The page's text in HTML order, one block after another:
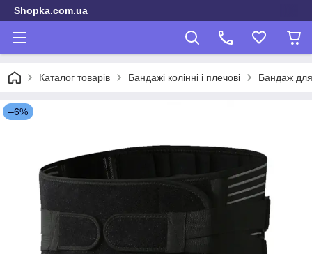
Shopka.com.ua
Каталог товарів Бандажі колінні і плечові Бандаж для
–6%